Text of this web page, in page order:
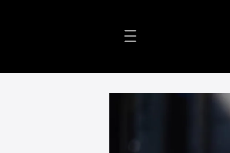
accessibility.skip_to_product_info